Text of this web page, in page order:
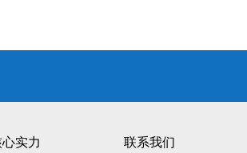
实力 联系我们